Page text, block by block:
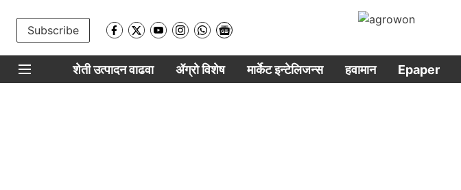
Subscribe
शेती उत्पादन वाढवा ॲग्रो विशेष मार्केट इन्टेलिजन्स हवामान Epaper